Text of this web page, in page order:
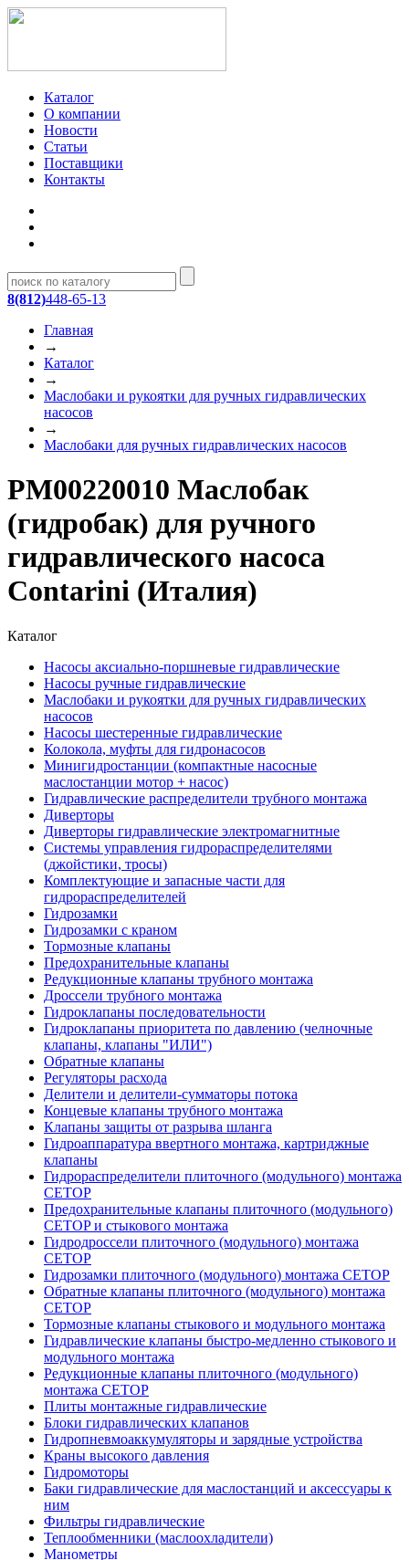
Каталог
О компании
Новости
Статьи
Поставщики
Контакты
8(812)448-65-13
Главная
→
Каталог
→
Маслобаки и рукоятки для ручных гидравлических
насосов
→
Маслобаки для ручных гидравлических насосов
PM00220010 Маслобак
(гидробак) для ручного
гидравлического насоса
Contarini (Италия)
Каталог
Насосы аксиально-поршневые гидравлические
Насосы ручные гидравлические
Маслобаки и рукоятки для ручных гидравлических
насосов
Насосы шестеренные гидравлические
Колокола, муфты для гидронасосов
Минигидростанции (компактные насосные
маслостанции мотор + насос)
Гидравлические распределители трубного монтажа
Диверторы
Диверторы гидравлические электромагнитные
Системы управления гидрораспределителями
(джойстики, тросы)
Комплектующие и запасные части для
гидрораспределителей
Гидрозамки
Гидрозамки с краном
Тормозные клапаны
Предохранительные клапаны
Редукционные клапаны трубного монтажа
Дроссели трубного монтажа
Гидроклапаны последовательности
Гидроклапаны приоритета по давлению (челночные
клапаны, клапаны "ИЛИ")
Обратные клапаны
Регуляторы расхода
Делители и делители-сумматоры потока
Концевые клапаны трубного монтажа
Клапаны защиты от разрыва шланга
Гидроаппаратура ввертного монтажа, картриджные
клапаны
Гидрораспределители плиточного (модульного) монтажa
CETOP
Предохранительные клапаны плиточного (модульного)
CETOP и стыкового монтажа
Гидродроссели плиточного (модульного) монтажа
CETOP
Гидрозамки плиточного (модульного) монтажа CETOP
Обратные клапаны плиточного (модульного) монтажа
CETOP
Тормозные клапаны стыкового и модульного монтажа
Гидравлические клапаны быстро-медленно стыкового и
модульного монтажа
Редукционные клапаны плиточного (модульного)
монтажа CETOP
Плиты монтажные гидравлические
Блоки гидравлических клапанов
Гидропневмоаккумуляторы и зарядные устройства
Краны высокого давления
Гидромоторы
Баки гидравлические для маслостанций и аксессуары к
ним
Фильтры гидравлические
Теплообменники (маслоохладители)
Манометры